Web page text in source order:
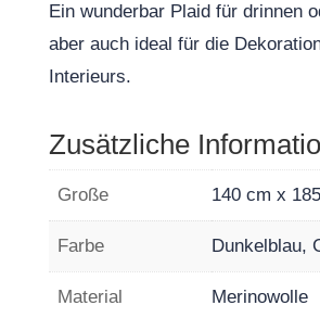
Ein wunderbar Plaid für drinnen
aber auch ideal für die
Interieurs.
Zusätzliche
Große 140 cm x
Farbe Dunkelblau,
Material Merinowolle